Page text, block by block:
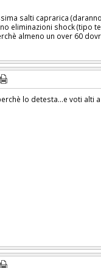
salti caprarica
eliminazioni shock (tipo
almeno un over 60
lo detesta...e voti alti